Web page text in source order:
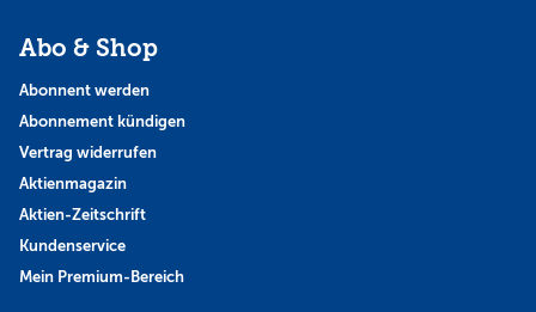
Abo & Shop
Abonnent werden
Abonnement kündigen
Vertrag widerrufen
Aktienmagazin
Aktien-Zeitschrift
Kundenservice
Mein Premium-Bereich